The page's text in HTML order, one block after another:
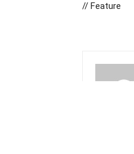
// Feature